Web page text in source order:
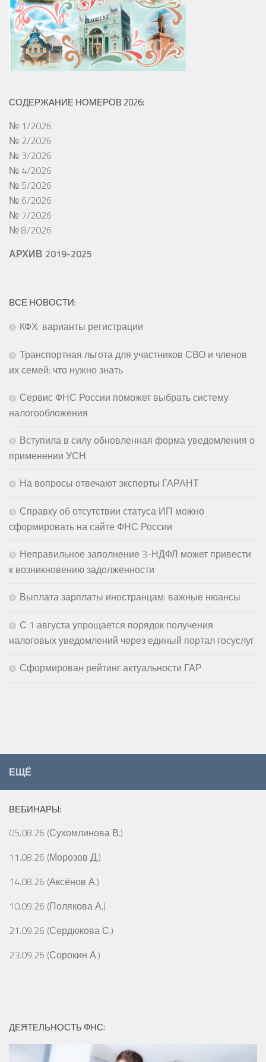
СОДЕРЖАНИЕ НОМЕРОВ 2026:
№ 1/2026
№ 2/2026
№ 3/2026
№ 4/2026
№ 5/2026
№ 6/2026
№ 7/2026
№ 8/2026
АРХИВ 2019-2025
ВСЕ НОВОСТИ:
КФХ: варианты регистрации
Транспортная льгота для участников СВО и членов
их семей: что нужно знать
Сервис ФНС России поможет выбрать систему
налогообложения
Вступила в силу обновленная форма уведомления о
применении УСН
На вопросы отвечают эксперты ГАРАНТ
Справку об отсутствии статуса ИП можно
сформировать на сайте ФНС России
Неправильное заполнение 3-НДФЛ может привести
к возникновению задолженности
Выплата зарплаты иностранцам: важные нюансы
С 1 августа упрощается порядок получения
налоговых уведомлений через единый портал госуслуг
Сформирован рейтинг актуальности ГАР
ЕЩЁ
ВЕБИНАРЫ:
05.08.26 (Сухомлинова В.)
11.08.26 (Морозов Д.)
14.08.26 (Аксёнов А.)
10.09.26 (Полякова А.)
21.09.26 (Сердюкова С.)
23.09.26 (Сорокин А.)
ДЕЯТЕЛЬНОСТЬ ФНС: